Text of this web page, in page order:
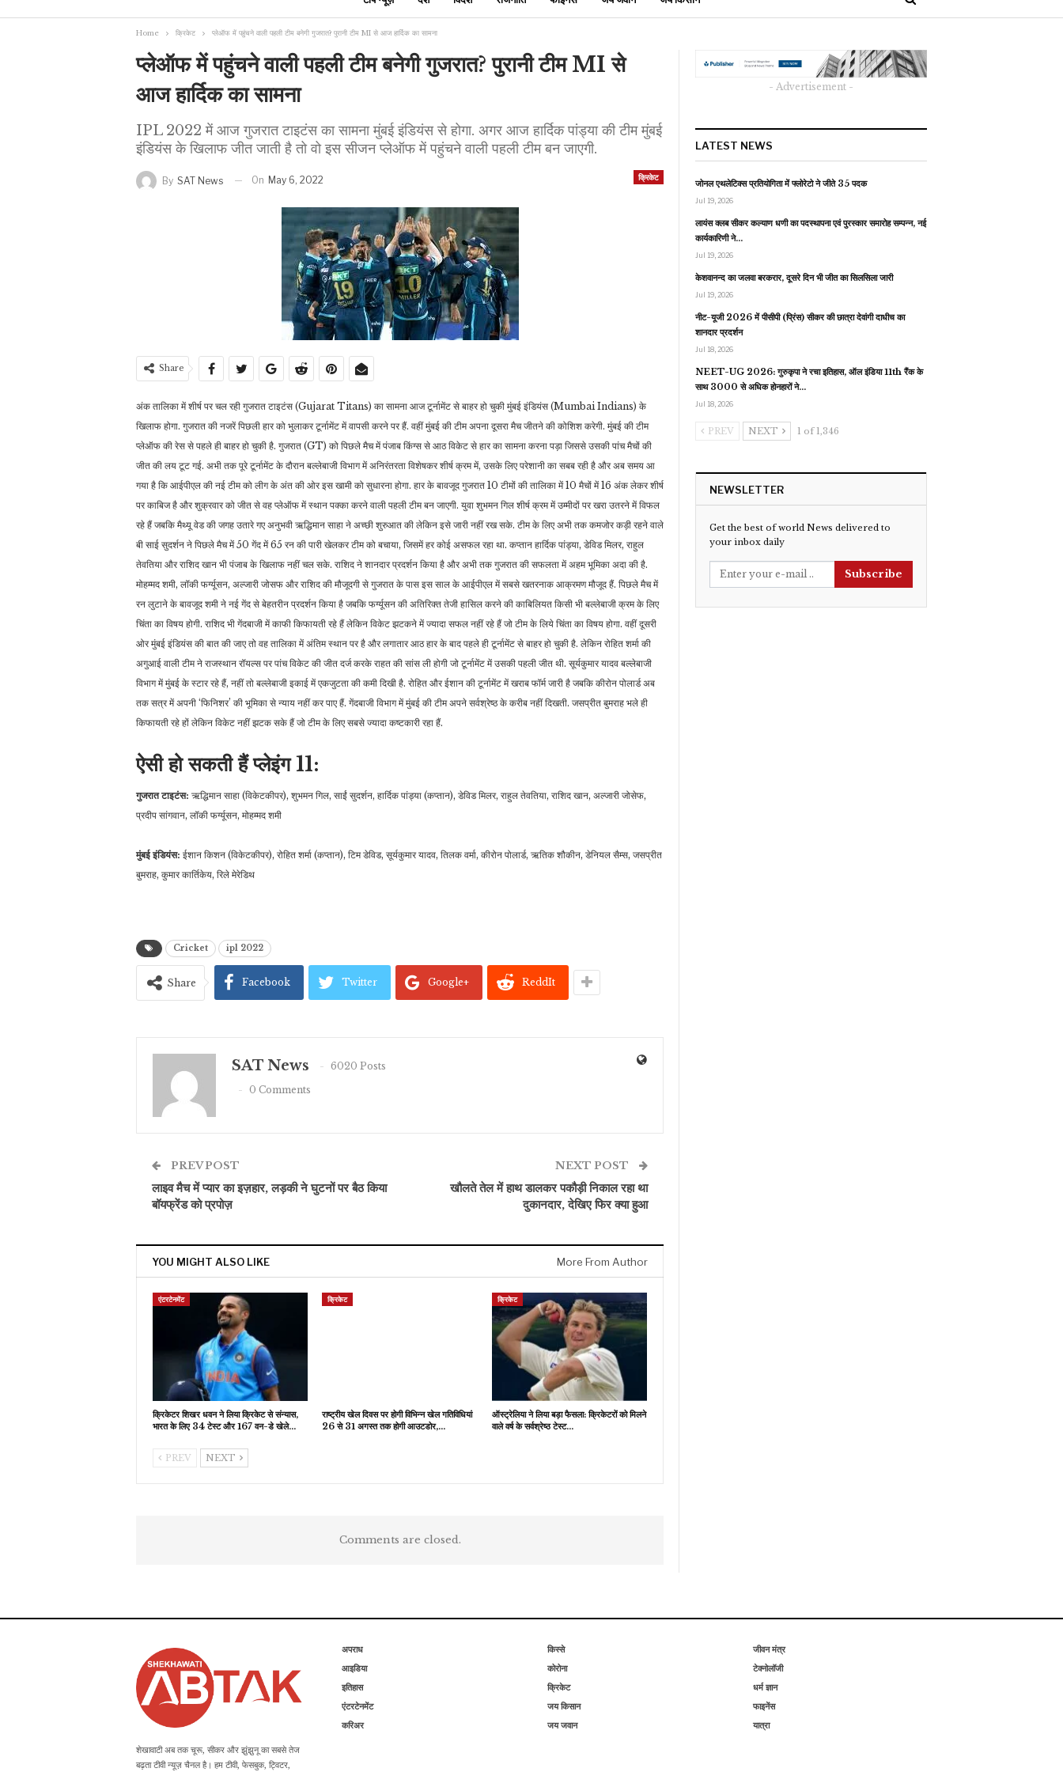
Home क्रिकेट प्लेऑफ में पहुंचने वाली पहली टीम बनेगी गुजरात? पुरानी टीम MI से आज हार्दिक का सामना
प्लेऑफ में पहुंचने वाली पहली टीम बनेगी गुजरात? पुरानी टीम MI से
आज हार्दिक का सामना
IPL 2022 में आज गुजरात टाइटंस का सामना मुंबई इंडियंस से होगा. अगर आज हार्दिक पांड्या की टीम मुंबई
इंडियंस के खिलाफ जीत जाती है तो वो इस सीजन प्लेऑफ में पहुंचने वाली पहली टीम बन जाएगी.
क्रिकेट
By SAT News On May 6, 2022
Share
अंक तालिका में शीर्ष पर चल रही गुजरात टाइटंस (Gujarat Titans) का सामना आज टूर्नामेंट से बाहर हो चुकी मुंबई इंडियंस (Mumbai Indians) के
खिलाफ होगा. गुजरात की नजरें पिछली हार को भुलाकर टूर्नामेंट में वापसी करने पर हैं. वहीं मुंबई की टीम अपना दूसरा मैच जीतने की कोशिश करेगी. मुंबई की टीम
प्लेऑफ की रेस से पहले ही बाहर हो चुकी है. गुजरात (GT) को पिछले मैच में पंजाब किंग्स से आठ विकेट से हार का सामना करना पड़ा जिससे उसकी पांच मैचों की
जीत की लय टूट गई. अभी तक पूरे टूर्नामेंट के दौरान बल्लेबाजी विभाग में अनिरंतरता विशेषकर शीर्ष क्रम में, उसके लिए परेशानी का सबब रही है और अब समय आ
गया है कि आईपीएल की नई टीम को लीग के अंत की ओर इस खामी को सुधारना होगा. हार के बावजूद गुजरात 10 टीमों की तालिका में 10 मैचों में 16 अंक लेकर शीर्ष
पर काबिज है और शुक्रवार को जीत से वह प्लेऑफ में स्थान पक्का करने वाली पहली टीम बन जाएगी. युवा शुभमन गिल शीर्ष क्रम में उम्मीदों पर खरा उतरने में विफल
रहे हैं जबकि मैथ्यू वेड की जगह उतारे गए अनुभवी ऋद्धिमान साहा ने अच्छी शुरुआत की लेकिन इसे जारी नहीं रख सके. टीम के लिए अभी तक कमजोर कड़ी रहने वाले
बी साई सुदर्शन ने पिछले मैच में 50 गेंद में 65 रन की पारी खेलकर टीम को बचाया, जिसमें हर कोई असफल रहा था. कप्तान हार्दिक पांड्या, डेविड मिलर, राहुल
तेवतिया और राशिद खान भी पंजाब के खिलाफ नहीं चल सके. राशिद ने शानदार प्रदर्शन किया है और अभी तक गुजरात की सफलता में अहम भूमिका अदा की है.
मोहम्मद शमी, लॉकी फर्ग्यूसन, अल्जारी जोसफ और राशिद की मौजूदगी से गुजरात के पास इस साल के आईपीएल में सबसे खतरनाक आक्रमण मौजूद हैं. पिछले मैच में
रन लुटाने के बावजूद शमी ने नई गेंद से बेहतरीन प्रदर्शन किया है जबकि फर्ग्यूसन की अतिरिक्त तेजी हासिल करने की काबिलियत किसी भी बल्लेबाजी क्रम के लिए
चिंता का विषय होगी. राशिद भी गेंदबाजी में काफी किफायती रहे हैं लेकिन विकेट झटकने में ज्यादा सफल नहीं रहे हैं जो टीम के लिये चिंता का विषय होगा. वहीं दूसरी
ओर मुंबई इंडियंस की बात की जाए तो वह तालिका में अंतिम स्थान पर है और लगातार आठ हार के बाद पहले ही टूर्नामेंट से बाहर हो चुकी है. लेकिन रोहित शर्मा की
अगुआई वाली टीम ने राजस्थान रॉयल्स पर पांच विकेट की जीत दर्ज करके राहत की सांस ली होगी जो टूर्नामेंट में उसकी पहली जीत थी. सूर्यकुमार यादव बल्लेबाजी
विभाग में मुंबई के स्टार रहे हैं, नहीं तो बल्लेबाजी इकाई में एकजुटता की कमी दिखी है. रोहित और ईशान की टूर्नामेंट में खराब फॉर्म जारी है जबकि कीरोन पोलार्ड अब
तक सत्र में अपनी ‘फिनिशर’ की भूमिका से न्याय नहीं कर पाए हैं. गेंदबाजी विभाग में मुंबई की टीम अपने सर्वश्रेष्ठ के करीब नहीं दिखती. जसप्रीत बुमराह भले ही
किफायती रहे हों लेकिन विकेट नहीं झटक सके हैं जो टीम के लिए सबसे ज्यादा कष्टकारी रहा हैं.
ऐसी हो सकती हैं प्लेइंग 11:
गुजरात टाइटंस: ऋद्धिमान साहा (विकेटकीपर), शुभमन गिल, साईं सुदर्शन, हार्दिक पांड्या (कप्तान), डेविड मिलर, राहुल तेवतिया, राशिद खान, अल्जारी जोसेफ,
प्रदीप सांगवान, लॉकी फर्ग्यूसन, मोहम्मद शमी
मुंबई इंडियंस: ईशान किशन (विकेटकीपर), रोहित शर्मा (कप्तान), टिम डेविड, सूर्यकुमार यादव, तिलक वर्मा, कीरोन पोलार्ड, ऋतिक शौकीन, डेनियल सैम्स, जसप्रीत
बुमराह, कुमार कार्तिकेय, रिले मेरेडिथ
Cricket ipl 2022
Share Facebook Twitter Google+ ReddIt
SAT News
6020 Posts
0 Comments
PREV POST
लाइव मैच में प्यार का इज़हार, लड़की ने घुटनों पर बैठ किया
बॉयफ्रेंड को प्रपोज़
NEXT POST
खौलते तेल में हाथ डालकर पकौड़ी निकाल रहा था
दुकानदार, देखिए फिर क्या हुआ
YOU MIGHT ALSO LIKE More From Author
एंटरटेनमेंट
क्रिकेटर शिखर धवन ने लिया क्रिकेट से संन्यास,
भारत के लिए 34 टेस्ट और 167 वन-डे खेले…
क्रिकेट
राष्ट्रीय खेल दिवस पर होगी विभिन्न खेल गतिविधियां
26 से 31 अगस्त तक होगी आउटडोर,…
क्रिकेट
ऑस्ट्रेलिया ने लिया बड़ा फैसला: क्रिकेटरों को मिलने
वाले वर्ष के सर्वश्रेष्ठ टेस्ट…
PREV NEXT
Comments are closed.
- Advertisement -
LATEST NEWS
जोनल एथलेटिक्स प्रतियोगिता में फ्लोरेटो ने जीते 35 पदक
Jul 19, 2026
लायंस क्लब सीकर कल्याण धणी का पदस्थापना एवं पुरस्कार समारोह सम्पन्न, नई
कार्यकारिणी ने…
Jul 19, 2026
केशवानन्द का जलवा बरकरार, दूसरे दिन भी जीत का सिलसिला जारी
Jul 19, 2026
नीट-यूजी 2026 में पीसीपी (प्रिंस) सीकर की छात्रा देवांगी दाधीच का
शानदार प्रदर्शन
Jul 18, 2026
NEET-UG 2026: गुरुकृपा ने रचा इतिहास, ऑल इंडिया 11th रैंक के
साथ 3000 से अधिक होनहारों ने…
Jul 18, 2026
PREV NEXT 1 of 1,346
NEWSLETTER
Get the best of world News delivered to
your inbox daily
Subscribe
शेखावाटी अब तक चूरू, सीकर और झुंझुनू का सबसे तेज
बढ़ता टीवी न्यूज़ चैनल है। हम टीवी, फेसबुक, ट्विटर,
अपराध
आइडिया
इतिहास
एंटरटेनमेंट
करिअर
किस्से
कोरोना
क्रिकेट
जय किसान
जय जवान
जीवन मंत्र
टेक्नोलॉजी
धर्म ज्ञान
फाइनेंस
यात्रा